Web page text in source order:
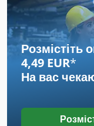
Esab Kebe
Esab Lhf
Esab Pema
Iemca
Kemppi
Розмістіть
4,49 EUR*
На вас